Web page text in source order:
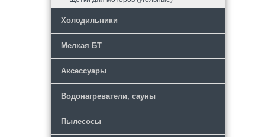
Холодильники
Мелкая БТ
Аксессуары
Водонагреватели, сауны
Пылесосы